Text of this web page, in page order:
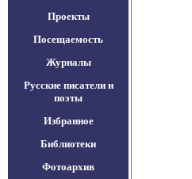
Проекты
Посещаемость
Журналы
Русские писатели и
поэты
Избранное
Библиотеки
Фотоархив